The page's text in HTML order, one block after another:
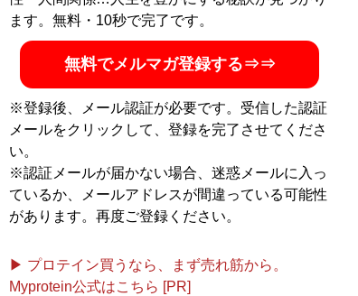
ます。無料・10秒で完了です。
無料でメルマガ登録する⇒⇒
※登録後、メール認証が必要です。受信した認証
メールをクリックして、登録を完了させてくださ
い。
※認証メールが届かない場合、迷惑メールに入っ
ているか、メールアドレスが間違っている可能性
があります。再度ご登録ください。
▶ プロテイン買うなら、まず売れ筋から。
Myprotein公式はこちら [PR]